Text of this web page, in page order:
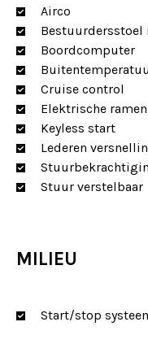
Airco
Bestuurdersstoel
Boordcomputer
Cruise control
Elektrische
Keyless start
Lederen
Stuur verstelbaar
MILIEU
Start/stop